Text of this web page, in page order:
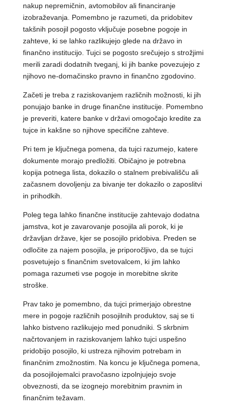
nakup nepremičnin, avtomobilov ali financiranje
izobraževanja. Pomembno je razumeti, da pridobitev
takšnih posojil pogosto vključuje posebne pogoje in
zahteve, ki se lahko razlikujejo glede na državo in
finančno institucijo. Tujci se pogosto srečujejo s strožjimi
merili zaradi dodatnih tveganj, ki jih banke povezujejo z
njihovo ne-domačinsko pravno in finančno zgodovino.
Začeti je treba z raziskovanjem različnih možnosti, ki jih
ponujajo banke in druge finančne institucije. Pomembno
je preveriti, katere banke v državi omogočajo kredite za
tujce in kakšne so njihove specifične zahteve.
Pri tem je ključnega pomena, da tujci razumejo, katere
dokumente morajo predložiti. Običajno je potrebna
kopija potnega lista, dokazilo o stalnem prebivališču ali
začasnem dovoljenju za bivanje ter dokazilo o zaposlitvi
in prihodkih.
Poleg tega lahko finančne institucije zahtevajo dodatna
jamstva, kot je zavarovanje posojila ali porok, ki je
državljan države, kjer se posojilo pridobiva. Preden se
odločite za najem posojila, je priporočljivo, da se tujci
posvetujejo s finančnim svetovalcem, ki jim lahko
pomaga razumeti vse pogoje in morebitne skrite
stroške.
Prav tako je pomembno, da tujci primerjajo obrestne
mere in pogoje različnih posojilnih produktov, saj se ti
lahko bistveno razlikujejo med ponudniki. S skrbnim
načrtovanjem in raziskovanjem lahko tujci uspešno
pridobijo posojilo, ki ustreza njihovim potrebam in
finančnim zmožnostim. Na koncu je ključnega pomena,
da posojilojemalci pravočasno izpolnjujejo svoje
obveznosti, da se izognejo morebitnim pravnim in
finančnim težavam.